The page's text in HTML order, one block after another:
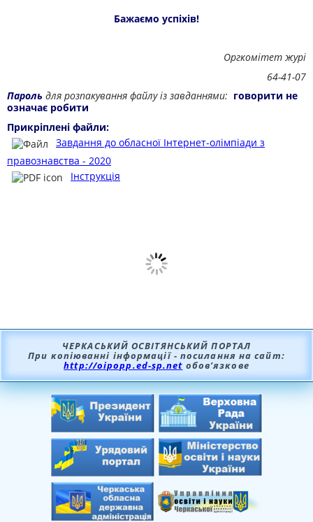
Бажаємо успіхів!
Оргкомітет журі
64-41-07
Пароль для розпакування файлу із завданнями: говорити не
означає робити
Прикріплені файли:
Завдання до обласної Інтернет-олімпіади з
правознавства - 2020
Інструкція
ЧЕРКАСЬКИЙ ОСВІТЯНСЬКИЙ ПОРТАЛ
При копіюванні інформації - посилання на сайт:
http://oipopp.ed-sp.net обов’язкове